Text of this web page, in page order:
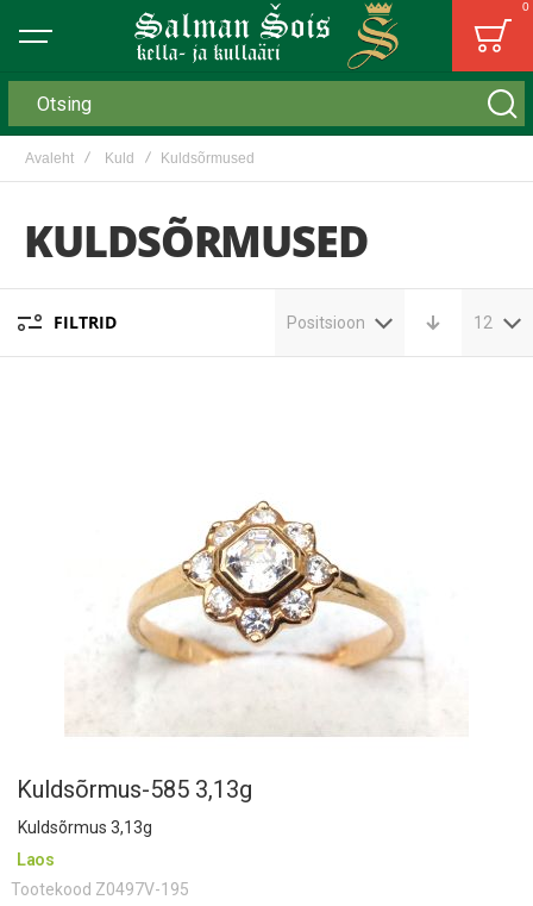
Bag
0
Otsing
Avaleht Kuld Kuldsõrmused
KULDSÕRMUSED
FILTRID Positsioon 12
Kuldsõrmus-585 3,13g
Kuldsõrmus 3,13g
Laos
Tootekood Z0497V-195